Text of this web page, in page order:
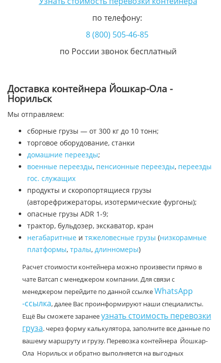
по телефону:
8 (800) 505-46-85
по России звонок бесплатный
Доставка контейнера Йошкар-Ола -
Норильск
Мы отправляем:
сборные грузы — от 300 кг до 10 тонн;
торговое оборудование, станки
домашние переезды;
военные переезды, пенсионные переезды, переезды
гос. служащих
продукты и скоропортящиеся грузы
(авторефрижераторы, изотермические фургоны);
опасные грузы ADR 1-9;
трактор, бульдозер, экскаватор, кран
негабаритные и тяжеловесные грузы (низкорамные
платформы, тралы, длинномеры)
Расчет стоимости контейнера можно произвести прямо в
чате Ватсап с менеджером компании. Для связи с
менеджером перейдите по данной ссылкеWhatsApp
-ссылка, далее Вас проинформируют наши специалисты.
Ещё Вы сможете заранееузнать стоимость перевозки
груза. через форму калькулятора, заполните все данные по
вашему маршруту и грузу. Перевозка контейнера Йошкар-
Ола Норильск и обратно выполняется на выгодных